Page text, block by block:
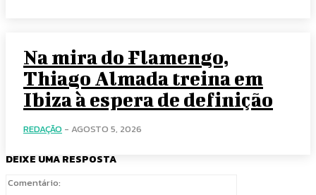
Na mira do Flamengo,
Thiago Almada treina em
Ibiza à espera de definição
REDAÇÃO - AGOSTO 5, 2026
DEIXE UMA RESPOSTA